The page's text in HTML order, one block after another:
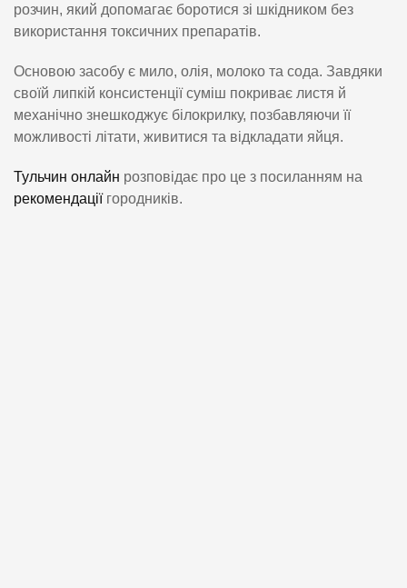
розчин, який допомагає боротися зі шкідником без
використання токсичних препаратів.
Основою засобу є мило, олія, молоко та сода. Завдяки
своїй липкій консистенції суміш покриває листя й
механічно знешкоджує білокрилку, позбавляючи її
можливості літати, живитися та відкладати яйця.
Тульчин онлайн розповідає про це з посиланням на
рекомендаціїгородників.